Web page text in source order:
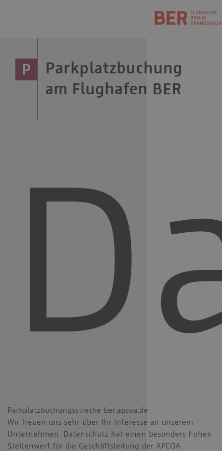
P
Parkplatzbuchung
am Flughafen BER
Parkplatzbuchungsstrecke ber.apcoa.de
Wir freuen uns sehr über Ihr Interesse an unserem
Unternehmen. Datenschutz hat einen besonders hohen
Stellenwert für die Geschäftsleitung der APCOA